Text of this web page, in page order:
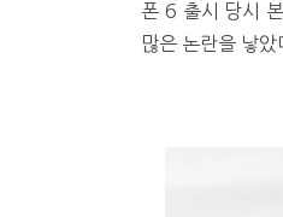
폰 6 출시 당시
많은 논란을 낳